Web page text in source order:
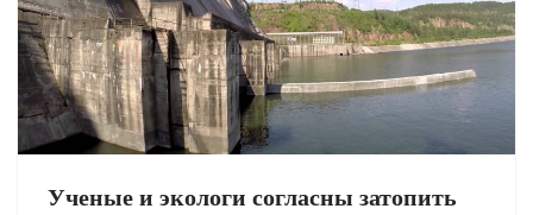
Ученые и экологи согласны затопить